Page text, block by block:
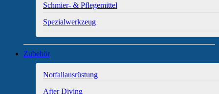
Schmier- & Pflegemittel
Spezialwerkzeug
Zubehör
Notfallausrüstung
After Diving